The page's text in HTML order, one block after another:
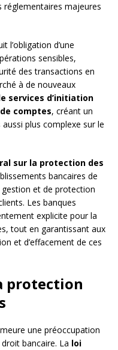
réglementaires majeures
l’obligation d’une
sensibles,
des transactions en
à de nouveaux
services d’initiation
comptes, créant un
plus complexe sur le
sur la protection des
bancaires de
et de protection
Les banques
explicite pour la
tout en garantissant aux
et d’effacement de ces
protection
une préoccupation
bancaire. La loi